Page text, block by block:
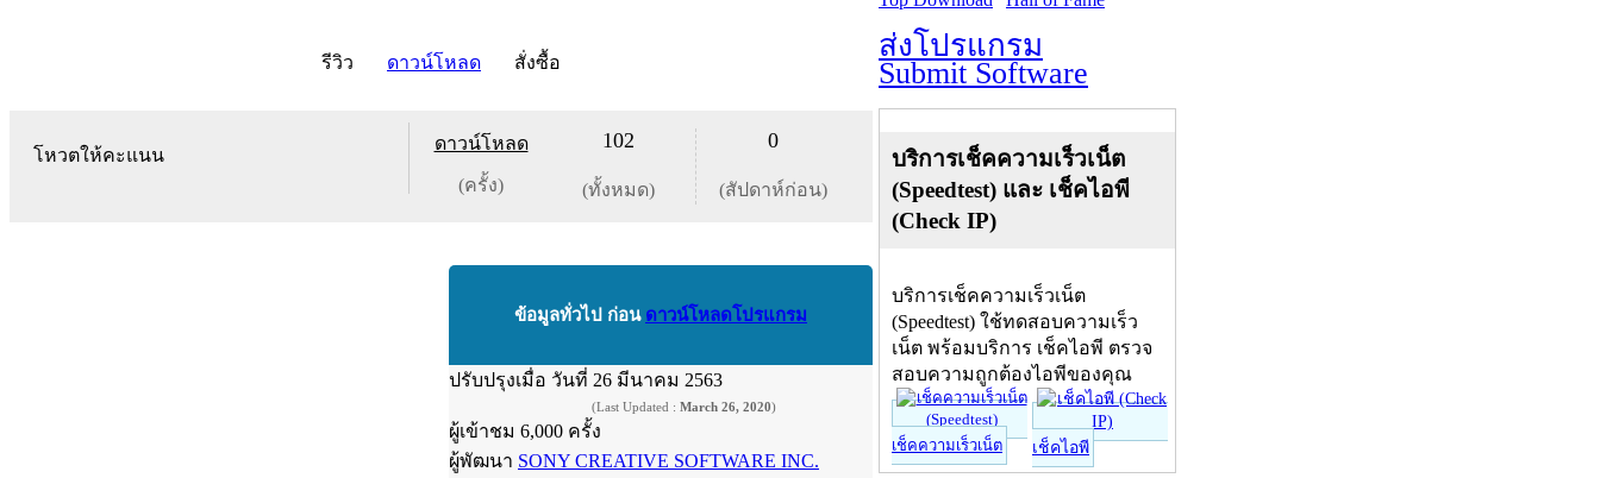
รีวิว ดาวน์โหลด สั่งซื้อ
โหวตให้คะแนน
ดาวน์โหลด
(ครั้ง)
102
(ทั้งหมด)
0
(สัปดาห์ก่อน)
ข้อมูลทั่วไป ก่อน ดาวน์โหลดโปรแกรม
ปรับปรุงเมื่อ วันที่ 26 มีนาคม 2563
(Last Updated : March 26, 2020)
ผู้เข้าชม 6,000 ครั้ง
ผู้พัฒนา SONY CREATIVE SOFTWARE INC.
ส่งโปรแกรม
Submit Software
บริการเช็คความเร็วเน็ต
(Speedtest) และ เช็คไอพี
(Check IP)
บริการเช็คความเร็วเน็ต
(Speedtest) ใช้ทดสอบความเร็ว
เน็ต พร้อมบริการ เช็คไอพี ตรวจ
สอบความถูกต้องไอพีของคุณ
เช็คความเร็วเน็ต เช็คไอพี